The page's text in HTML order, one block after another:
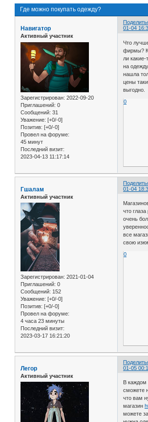
Где можно покупать одежду?
01-04
Навигатор
Активный участник
Зарегистрирован: 2022-09-20
Приглашений: 0
Сообщений: 31
Уважение: [+0/-0]
Позитив: [+0/-0]
Провел на форуме:
45 минут
Последний визит:
2023-04-13 11:17:14
Что
фирмы?
ли какие-
на
нашла
цены
выгодно.
0
01-04
Гшалам
Активный участник
Зарегистрирован: 2021-01-04
Приглашений: 0
Сообщений: 152
Уважение: [+0/-0]
Позитив: [+0/-0]
Провел на форуме:
4 часа 23 минуты
Последний визит:
2023-03-17 16:21:20
что
очень
все
свою
0
01-05
Легор
Активный участник
В каждом
сможете
что вам
магазин
можете